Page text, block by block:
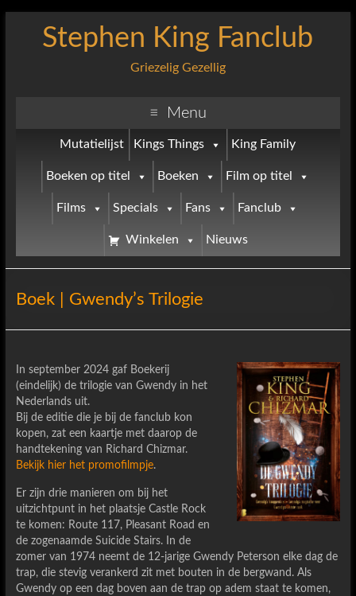
Stephen King Fanclub
Griezelig Gezellig
Menu
Mutatielijst Kings Things King Family
Boeken op titel Boeken Film op titel
Films Specials Fans Fanclub
Winkelen Nieuws
Boek | Gwendy’s Trilogie
In september 2024 gaf Boekerij
(eindelijk) de trilogie van Gwendy in het
Nederlands uit.
Bij de editie die je bij de fanclub kon
kopen, zat een kaartje met daarop de
handtekening van Richard Chizmar.
Bekijk hier het promofilmpje.
Er zijn drie manieren om bij het
uitzichtpunt in het plaatsje Castle Rock
te komen: Route 117, Pleasant Road en
de zogenaamde Suicide Stairs. In de
zomer van 1974 neemt de 12-jarige Gwendy Peterson elke dag de
trap, die stevig verankerd zit met bouten in de bergwand. Als
Gwendy op een dag boven aan de trap op adem staat te komen,